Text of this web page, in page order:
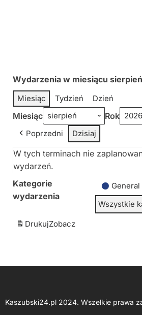
Wydarzenia w miesiącu
Miesiąc Tydzień Dzień
Miesiąc Rok
Poprzedni Dzisiaj
W tych terminach nie
wydarzeń.
Kategorie
wydarzenia
General
Wszystkie
DrukujZobacz
Kaszubski24.pl 2024. Wszelkie prawa